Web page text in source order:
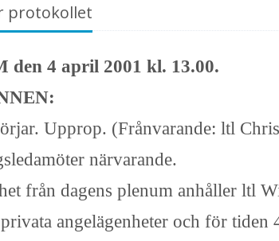
protokollet
den 4 april 2001 kl. 13.00.
Upprop. (Frånvarande: ltl
närvarande.
från dagens plenum anhåller ltl
angelägenheter och för